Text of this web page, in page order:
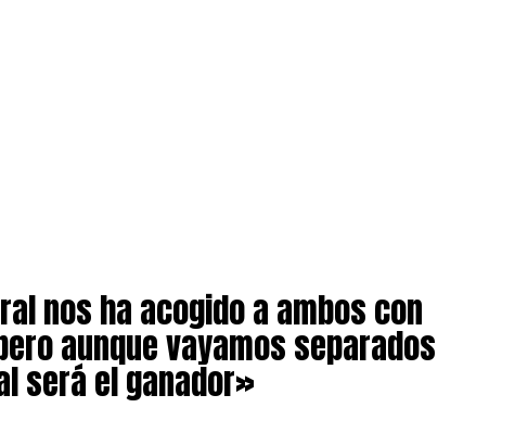
nos ha acogido a ambos con
aunque vayamos separados
será el ganador»